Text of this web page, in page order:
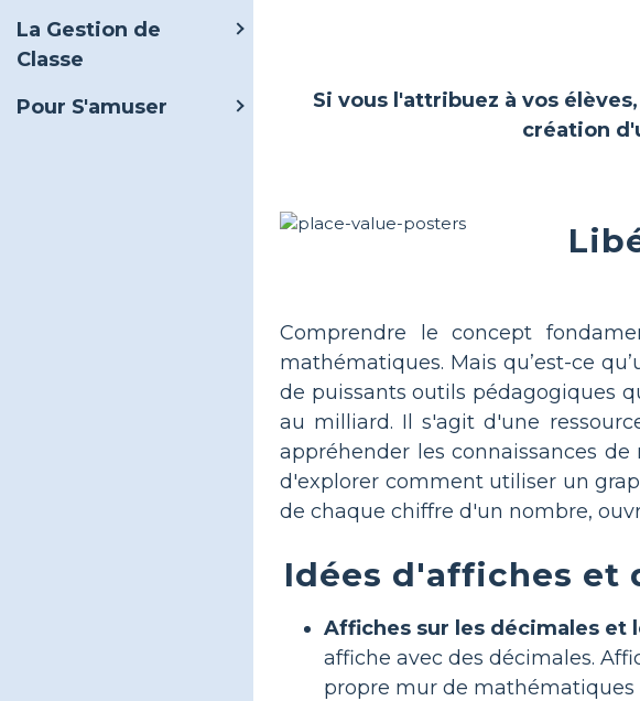
La Gestion de
Classe
Pour S'amuser
Si vous l'attribuez à vos
création
Comprendre le concept
mathématiques. Mais qu’est-ce
de puissants outils pédagogiques
au milliard. Il s'agit d'une
appréhender les connaissances
d'explorer comment utiliser un
de chaque chiffre d'un nombre,
Idées d'affiches et
Affiches sur les décimales et
affiche avec des décimales.
propre mur de